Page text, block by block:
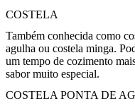
COSTELA
Também conhecida como
agulha ou costela minga.
um tempo de cozimento
sabor muito especial.
COSTELA PONTA DE